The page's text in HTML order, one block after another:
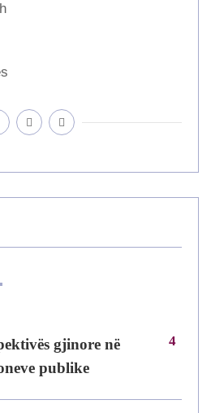
gjinore në
publike
4